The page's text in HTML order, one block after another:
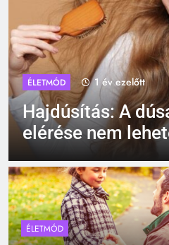
ÁLLATOK 1 év ezelőtt
Jutalomfalat
figyelmesség,
hoz
ÉLETMÓD